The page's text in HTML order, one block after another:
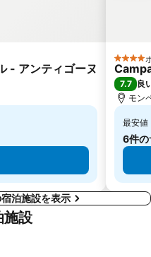
- アンティゴーヌ 4 ホテ
7.7
良
モン
最安値
6件の
泊施設を表示
施設